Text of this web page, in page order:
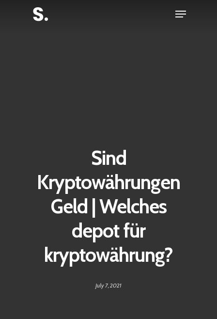
Menu
Sind
Kryptowährungen
Geld | Welches
depot für
kryptowährung?
July 7, 2021